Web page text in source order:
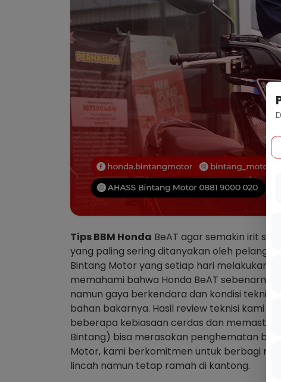
Tips BBM Honda BeAT agar semakin irit
yang paling sering ditanyakan oleh
Bintang Motor yang setiap hari melakukan
memahami bahwa Honda BeAT
namun gaya berkendara dan kondisi teknis
bahan bakarnya. Hasil review teknisi kami
beberapa kebiasaan cerdas dan
Bintang) bisa merasakan penghematan
Motor, kami berkomitmen untuk berbagi
lincah namun tetap ramah di kantong.